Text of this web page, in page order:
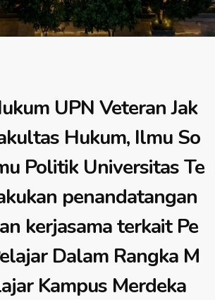
UPN Veteran Jak
Hukum, Ilmu So
Politik Universitas Te
penandatangan
kerjasama terkait Pe
Dalam Rangka M
Kampus Merdeka